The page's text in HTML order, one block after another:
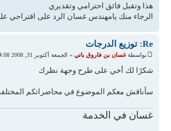
هذا وتقبل فائق احترامي وتقديري
الرجاء منك يامهندس غسان الرد على اقتراحي
Re: توزيع الدرجات
بواسطةغسان بن فاروق باتي » الجمعة أكتوبر 31, 2008 4:08 pm
شكرًا لك أخي على طرح وجهة نظرك
سأناقش معكم الموضوع في محاضراتكم المختلفة
غسان في الخدمة